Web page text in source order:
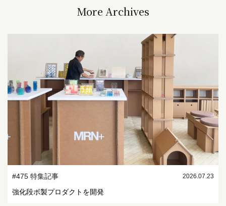
More Archives
#475 特集記事 2026.07.23
強化段ボ製プロダクトを開発